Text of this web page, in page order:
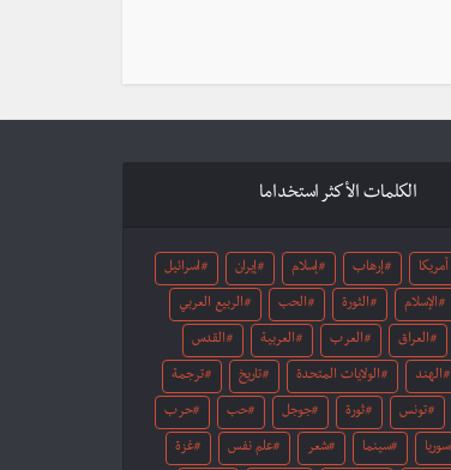
الكلمات الأكثر استخداما
أمريكا إرهاب إسلام إيران اسرائيل
الإسلام الثورة الحب الربيع العربي
العراق العرب العربية القدس
الهند الولايات المتحدة تاريخ ترجمة
تونس ثورة جوجل حب حرب
سوريا سينما شعر علم نفس غزة